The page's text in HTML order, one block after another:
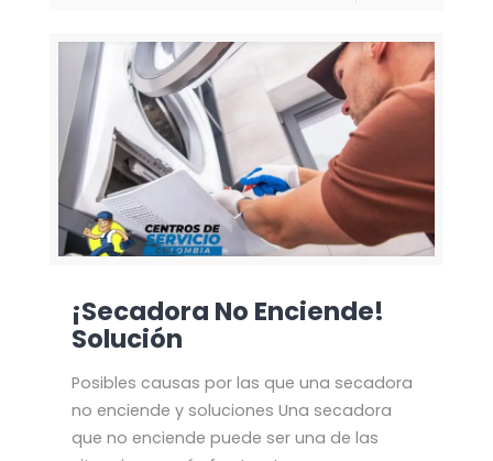
¡Secadora No Enciende!
Solución
Posibles causas por las que una secadora
no enciende y soluciones Una secadora
que no enciende puede ser una de las